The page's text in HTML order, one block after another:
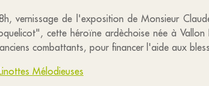
vernissage de l'exposition de Monsieur
cette héroïne ardèchoise née à
combattants, pour financer l'aide aux
Mélodieuses